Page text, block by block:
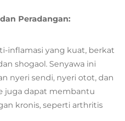
Peradangan:
inflamasi yang kuat, berkat
shogaol. Senyawa ini
nyeri sendi, nyeri otot, dan
juga dapat membantu
kronis, seperti arthritis